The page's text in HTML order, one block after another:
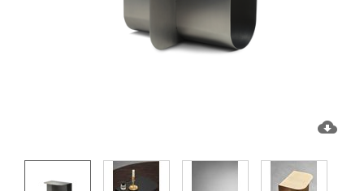
cloud_download